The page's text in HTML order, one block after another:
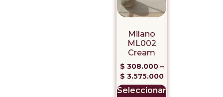
Milano
ML002
Cream
$ 308.000–
$ 3.575.000
Seleccionar